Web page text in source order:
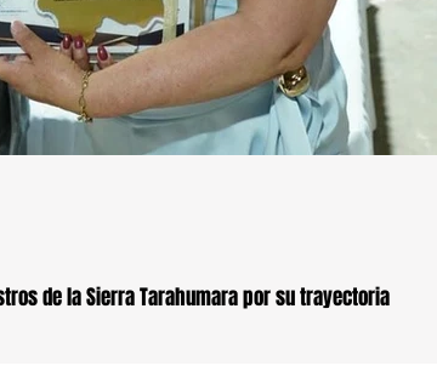
de la Sierra Tarahumara por su trayectoria